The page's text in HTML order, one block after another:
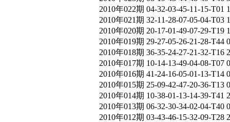
2010年022期 04-32-03-45-11-15-T01
2010年021期 32-11-28-07-05-04-T03
2010年020期 20-17-01-49-07-29-T19
2010年019期 29-27-05-26-21-28-T44
2010年018期 36-35-24-27-21-32-T16
2010年017期 10-14-13-49-04-08-T07
2010年016期 41-24-16-05-01-13-T14
2010年015期 25-09-42-47-20-36-T13
2010年014期 10-38-01-13-14-39-T41
2010年013期 06-32-30-34-02-04-T40
2010年012期 03-43-46-15-32-09-T28